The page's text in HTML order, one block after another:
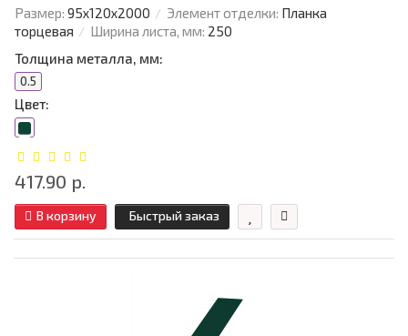
Размер: 95х120х2000 Элемент отделки: Планка
торцевая
Ширина листа, мм: 250
Толщина металла, мм:
0.5
Цвет:
417.90 р.
В корзину Быстрый заказ